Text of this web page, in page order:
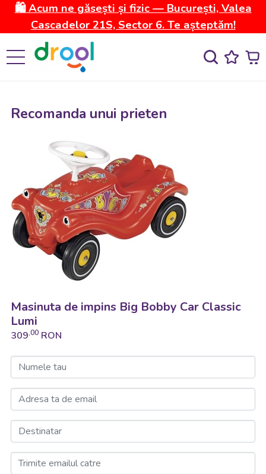
🛍️ Acum ne găsești și fizic — București, Valea
Cascadelor 21S, Sector 6. Te așteptăm!
Recomanda unui prieten
Masinuta de impins Big Bobby Car Classic
Lumi
309,00 RON
Numele tau
Adresa ta de email
Destinatar
Trimite emailul catre